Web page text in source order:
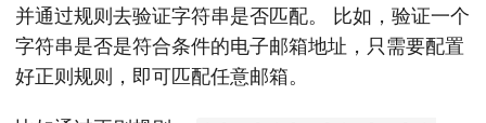
并通过规则去验证字符串是否匹配。 比如，验证一个
字符串是否是符合条件的电子邮箱地址，只需要配置
好正则规则，即可匹配任意邮箱。